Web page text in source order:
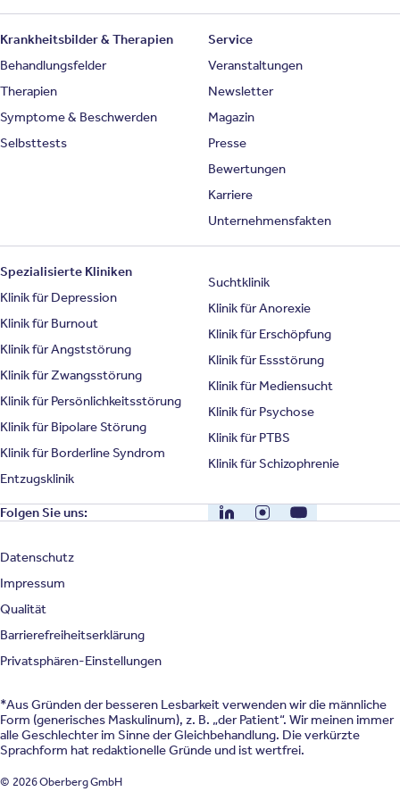
Krankheitsbilder & Therapien
Behandlungsfelder
Therapien
Symptome & Beschwerden
Selbsttests
Service
Veranstaltungen
Newsletter
Magazin
Presse
Bewertungen
Karriere
Unternehmensfakten
Spezialisierte Kliniken
Klinik für Depression
Klinik für Burnout
Klinik für Angststörung
Klinik für Zwangsstörung
Klinik für Persönlichkeitsstörung
Klinik für Bipolare Störung
Klinik für Borderline Syndrom
Entzugsklinik
Suchtklinik
Klinik für Anorexie
Klinik für Erschöpfung
Klinik für Essstörung
Klinik für Mediensucht
Klinik für Psychose
Klinik für PTBS
Klinik für Schizophrenie
Folgen Sie uns: LinkedIn InstagramYouTube
Datenschutz
Impressum
Qualität
Barrierefreiheitserklärung
Privatsphären-Einstellungen
*Aus Gründen der besseren Lesbarkeit verwenden wir die männliche
Form (generisches Maskulinum), z. B. „der Patient“. Wir meinen immer
alle Geschlechter im Sinne der Gleichbehandlung. Die verkürzte
Sprachform hat redaktionelle Gründe und ist wertfrei.
© 2026 Oberberg GmbH